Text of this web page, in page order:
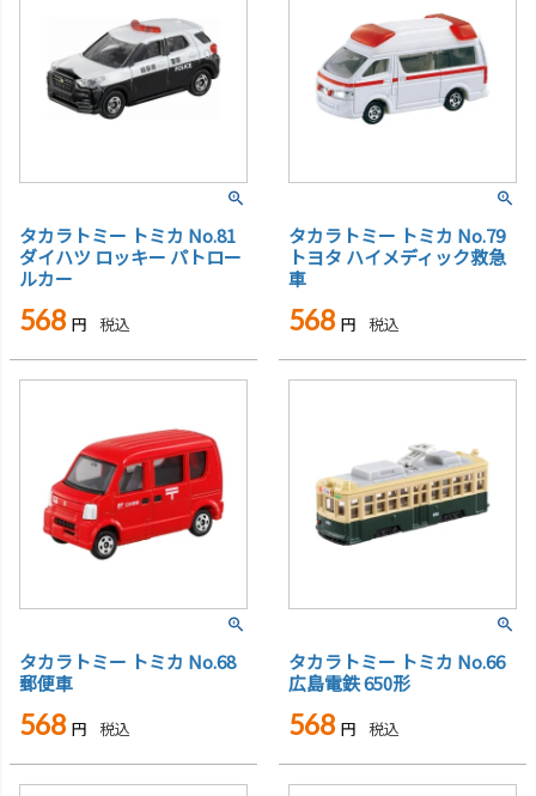
タカラトミー トミカ No.81
ダイハツ ロッキー パトロー
ルカー
568 税込
タカラトミー トミカ No.79
トヨタ ハイメディック救急
車
568 税込
タカラトミー トミカ No.68
郵便車
568 税込
タカラトミー トミカ No.66
広島電鉄 650形
568 税込